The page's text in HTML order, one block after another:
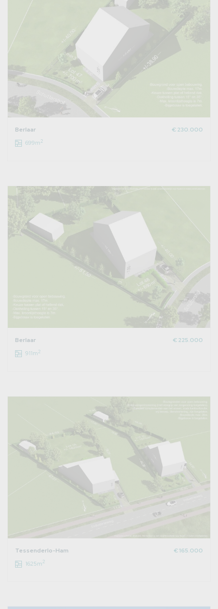
Berlaar
€ 230.000
699m2
Berlaar
€ 225.000
911m2
Tessenderlo-Ham
€ 165.000
1625m2